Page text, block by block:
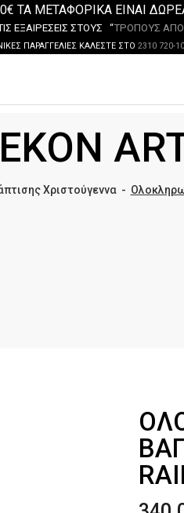
ΤΑ ΜΕΤΑΦΟΡΙΚΑ ΕΙΝΑΙ
ΕΞΑΙΡΕΣΕΙΣ ΣΤΟΥΣ “ΤΡΟΠΟΥΣ
ΠΑΡΑΓΓΕΛΙΕΣ ΚΑΛΕΣΤΕ ΣΤΟ 2310 720-
Χριστούγεννα-